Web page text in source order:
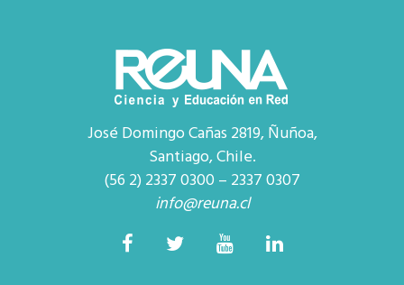
José Domingo Cañas 2819, Ñuñoa,
Santiago, Chile.
(56 2) 2337 0300 – 2337 0307
info@reuna.cl